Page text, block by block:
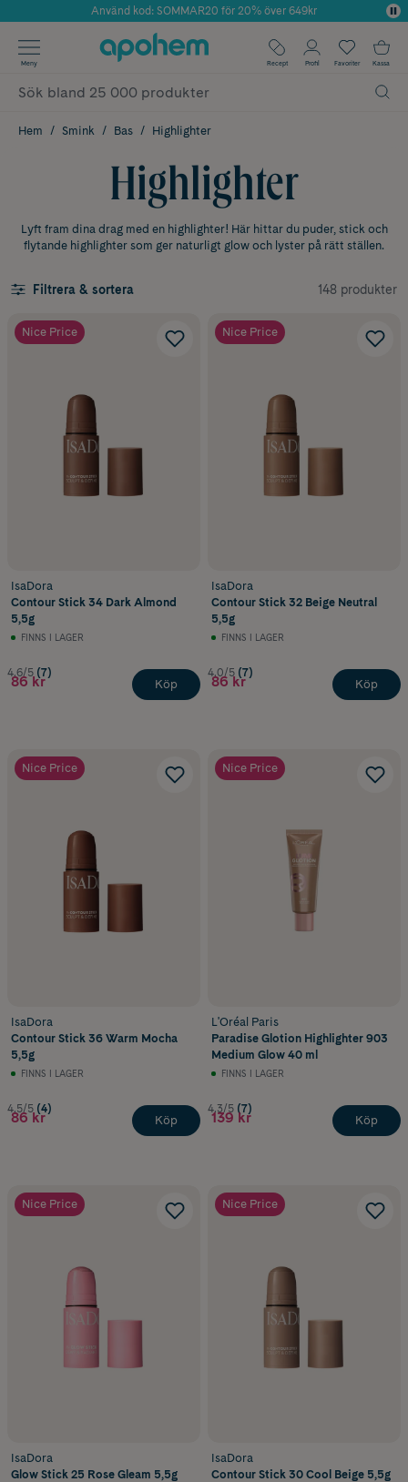
Årets Butik 2025 inom Skönhet
Använd kod: SOMMAR20 för 20% över 649kr
✓ Fri frakt
✓ Poäng på alla köp*
Meny Recept Profil Favoriter Kassa
Hem Smink Bas Highlighter
Highlighter
Lyft fram dina drag med en highlighter! Här hittar du puder, stick och
flytande highlighter som ger naturligt glow och lyster på rätt ställen.
Filtrera & sortera 148 produkter
Nice Price
IsaDora
Contour Stick 34 Dark Almond
5,5g
FINNS I LAGER
4.6/5 (7)
86 kr Köp
Nice Price
IsaDora
Contour Stick 32 Beige Neutral
5,5g
FINNS I LAGER
4.0/5 (7)
86 kr Köp
Nice Price
IsaDora
Contour Stick 36 Warm Mocha
5,5g
FINNS I LAGER
4.5/5 (4)
86 kr Köp
Nice Price
L'Oréal Paris
Paradise Glotion Highlighter 903
Medium Glow 40 ml
FINNS I LAGER
4.3/5 (7)
139 kr Köp
Nice Price
IsaDora
Glow Stick 25 Rose Gleam 5,5g
Nice Price
IsaDora
Contour Stick 30 Cool Beige 5,5g